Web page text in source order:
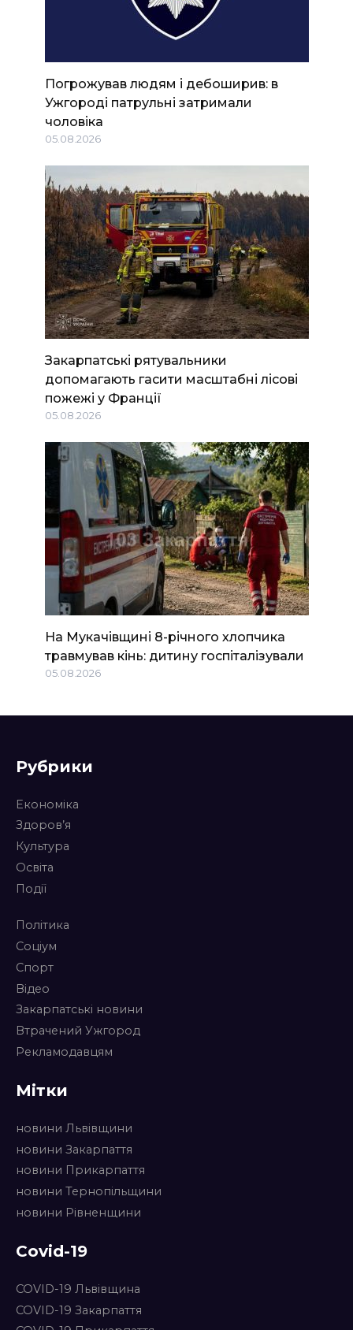
Погрожував людям і дебоширив: в
Ужгороді патрульні затримали
чоловіка
05.08.2026
Закарпатські рятувальники
допомагають гасити масштабні лісові
пожежі у Франції
05.08.2026
На Мукачівщині 8-річного хлопчика
травмував кінь: дитину госпіталізували
05.08.2026
Рубрики
Економіка
Здоров’я
Культура
Освіта
Події
Політика
Соціум
Спорт
Відео
Закарпатські новини
Втрачений Ужгород
Рекламодавцям
Мітки
новини Львівщини
новини Закарпаття
новини Прикарпаття
новини Тернопільщини
новини Рівненщини
Covid-19
COVID-19 Львівщина
COVID-19 Закарпаття